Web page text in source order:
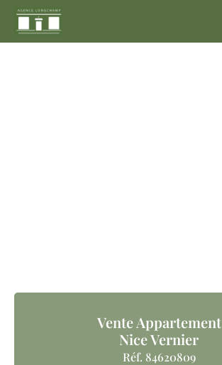
Vente Appartement
Nice Vernier
Réf. 84620809